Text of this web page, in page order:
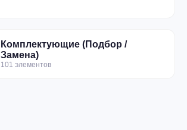
Комплектующие (Подбор /
Замена)
101 элементов